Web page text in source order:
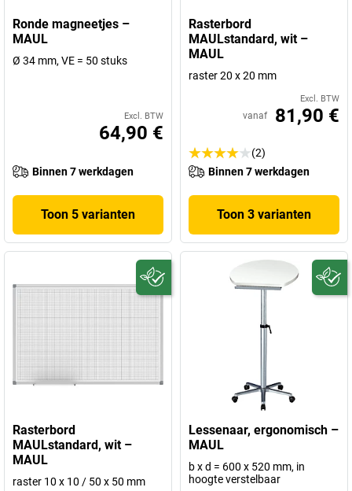
Ronde magneetjes –
MAUL
Ø 34 mm, VE = 50 stuks
Excl. BTW
64,90 €
Binnen 7 werkdagen
Toon 5 varianten
Rasterbord
MAULstandard, wit –
MAUL
raster 20 x 20 mm
Excl. BTW
vanaf 81,90 €
(2)
Binnen 7 werkdagen
Toon 3 varianten
Rasterbord
MAULstandard, wit –
MAUL
raster 10 x 10 / 50 x 50 mm
Lessenaar, ergonomisch –
MAUL
b x d = 600 x 520 mm, in
hoogte verstelbaar